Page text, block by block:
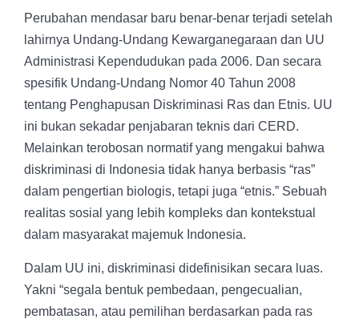
Perubahan mendasar baru benar-benar terjadi setelah
lahirnya Undang-Undang Kewarganegaraan dan UU
Administrasi Kependudukan pada 2006. Dan secara
spesifik Undang-Undang Nomor 40 Tahun 2008
tentang Penghapusan Diskriminasi Ras dan Etnis. UU
ini bukan sekadar penjabaran teknis dari CERD.
Melainkan terobosan normatif yang mengakui bahwa
diskriminasi di Indonesia tidak hanya berbasis “ras”
dalam pengertian biologis, tetapi juga “etnis.” Sebuah
realitas sosial yang lebih kompleks dan kontekstual
dalam masyarakat majemuk Indonesia.
Dalam UU ini, diskriminasi didefinisikan secara luas.
Yakni “segala bentuk pembedaan, pengecualian,
pembatasan, atau pemilihan berdasarkan pada ras